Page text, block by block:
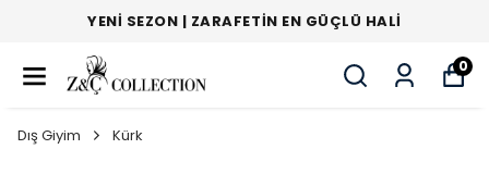
YENI SEZON | ZARAFETIN EN GÜÇLÜ HALI
0
Dış Giyim Kürk